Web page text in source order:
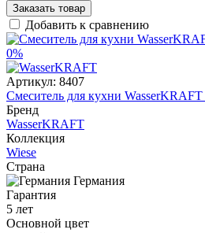
Заказать товар
Добавить к сравнению
0%
Артикул: 8407
Смеситель для кухни WasserKRAFT
Бренд
WasserKRAFT
Коллекция
Wiese
Страна
Германия
Гарантия
5 лет
Основной цвет